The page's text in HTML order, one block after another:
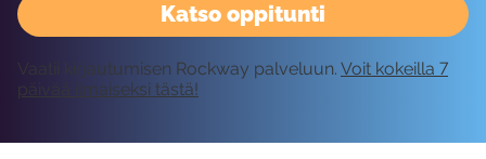
Katso oppitunti
Vaatii kirjautumisen Rockway palveluun. Voit kokeilla 7
päivää ilmaiseksi tästä!